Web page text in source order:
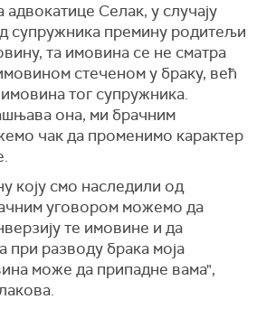
Селак, у случају
супружника премину родитељи
та имовина се не сматра
стеченом у браку, већ
тог супружника.
она, ми брачним
чак да променимо карактер
коју смо наследили од
уговором можемо да
те имовине и да
при разводу брака моја
може да припадне вама",